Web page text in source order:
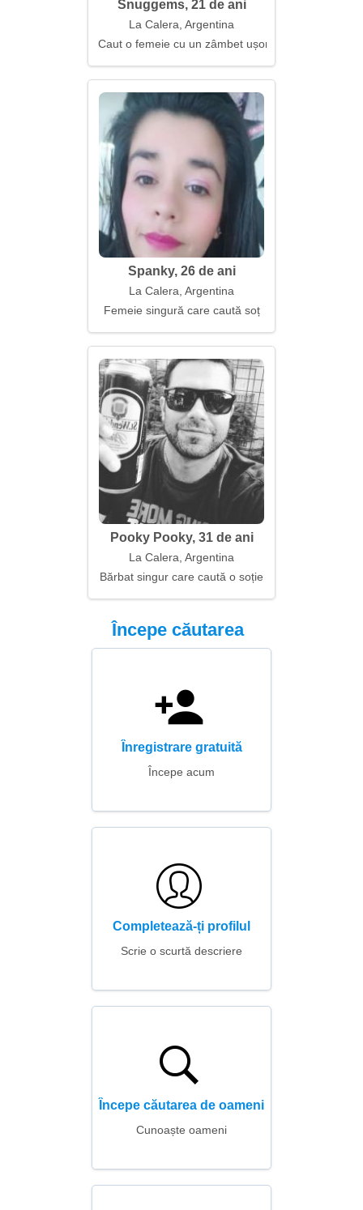
Snuggems, 21 de ani
La Calera, Argentina
Caut o femeie cu un zâmbet ușor
Spanky, 26 de ani
La Calera, Argentina
Femeie singură care caută soț
Pooky Pooky, 31 de ani
La Calera, Argentina
Bărbat singur care caută o soție
Începe căutarea
Înregistrare gratuită
Începe acum
Completează-ți profilul
Scrie o scurtă descriere
Începe căutarea de oameni
Cunoaște oameni